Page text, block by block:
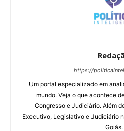
https://
Um portal especializado em
mundo. Veja o que acontece
Congresso e Judiciário. Além
Executivo, Legislativo e Judiciário
Goiás.